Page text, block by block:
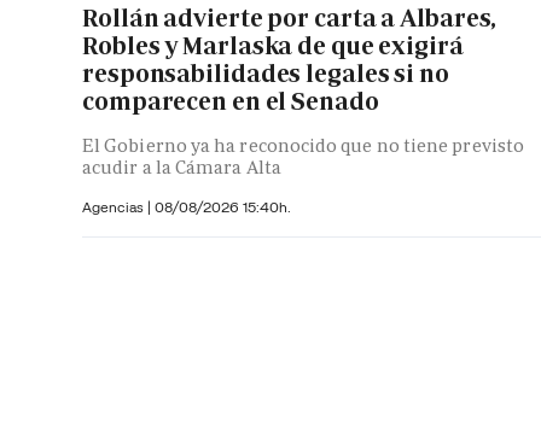
Rollán advierte por carta a Albares,
Robles y Marlaska de que exigirá
responsabilidades legales si no
comparecen en el Senado
El Gobierno ya ha reconocido que no tiene previsto
acudir a la Cámara Alta
Agencias | 08/08/2026 15:40h.